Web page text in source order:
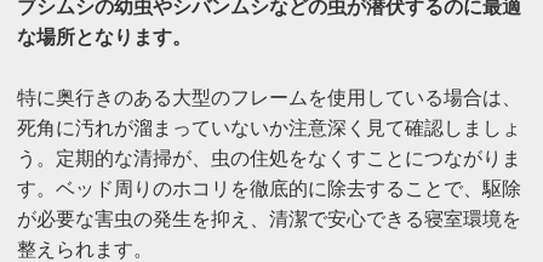
ブシムシの幼虫やシバンムシなどの虫が潜伏するのに最適
な場所となります。
特に奥行きのある大型のフレームを使用している場合は、
死角に汚れが溜まっていないか注意深く見て確認しましょ
う。定期的な清掃が、虫の住処をなくすことにつながりま
す。ベッド周りのホコリを徹底的に除去することで、駆除
が必要な害虫の発生を抑え、清潔で安心できる寝室環境を
整えられます。